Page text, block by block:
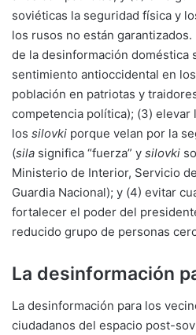
soviéticas la seguridad física y
los rusos no están
de la desinformación doméstica
sentimiento antioccidental en
población en patriotas y
competencia política); (3) elevar
los silovki porque velan por la
(sila significa “fuerza” y silovki
Ministerio de Interior, Servicio
Guardia Nacional); y (4) evitar
fortalecer el poder del
reducido grupo de personas
La desinformación
La desinformación para los
ciudadanos del espacio post-